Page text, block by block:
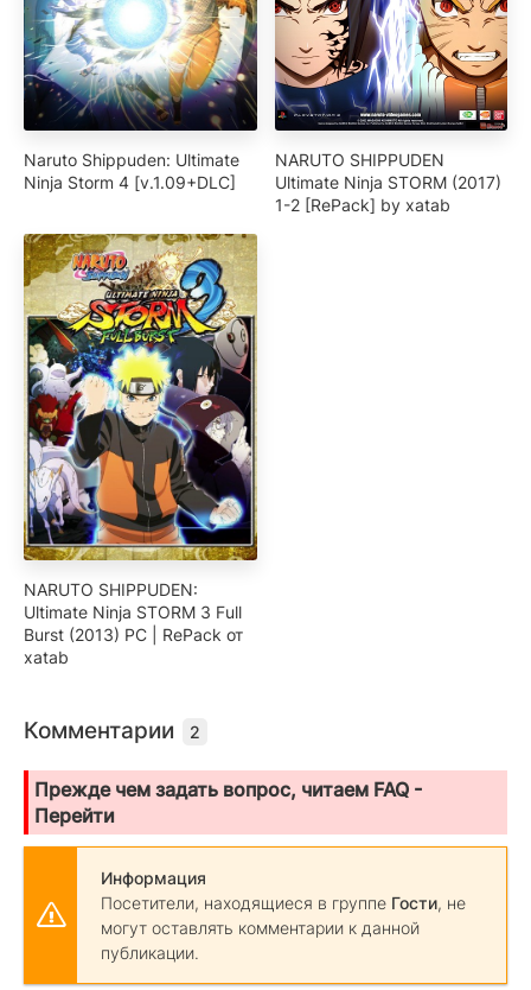
Naruto Shippuden: Ultimate
Ninja Storm 4 [v.1.09+DLC]
NARUTO SHIPPUDEN
Ultimate Ninja STORM (2017)
1-2 [RePack] by xatab
NARUTO SHIPPUDEN:
Ultimate Ninja STORM 3 Full
Burst (2013) РС | RePack от
xatab
Комментарии 2
Прежде чем задать вопрос, читаем FAQ -
Перейти
Информация
Посетители, находящиеся в группе Гости, не
могут оставлять комментарии к данной
публикации.